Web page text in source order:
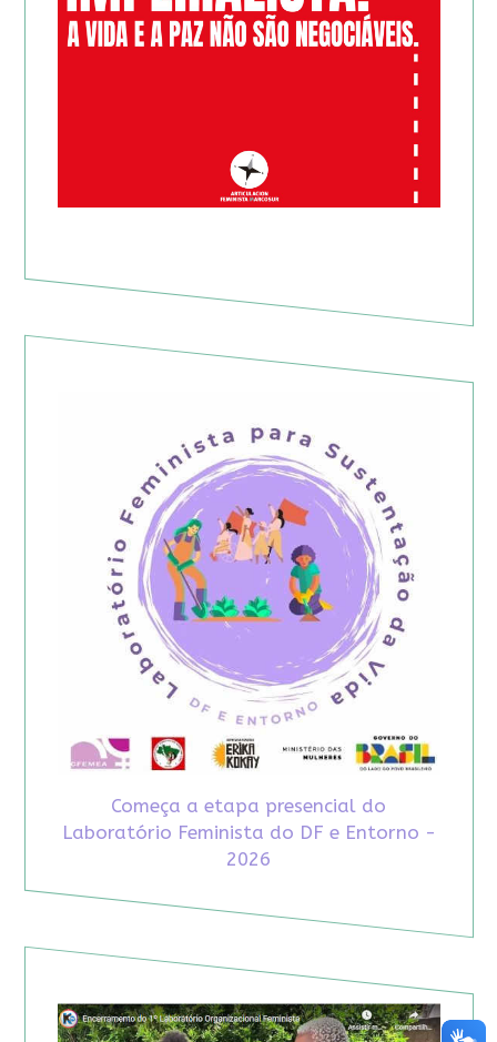
Começa a etapa presencial do
Laboratório Feminista do DF e Entorno -
2026